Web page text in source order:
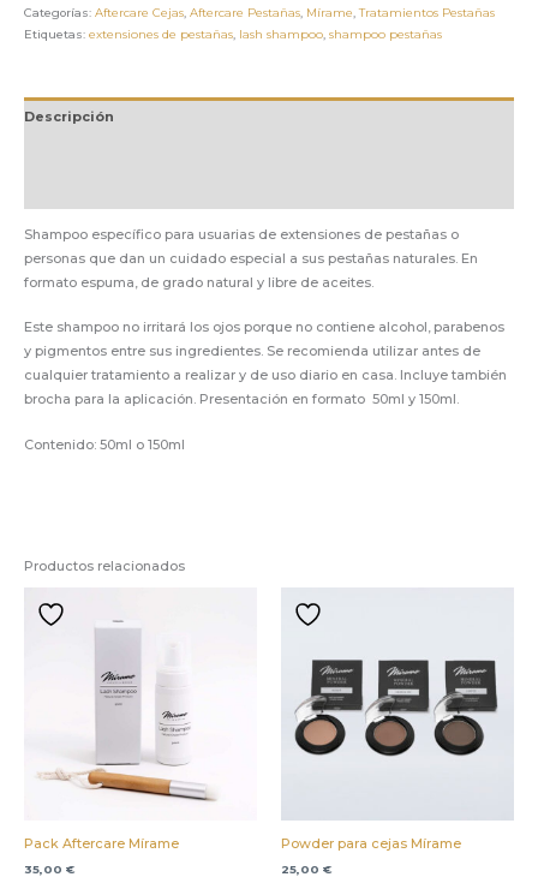
Categorías: Aftercare Cejas Aftercare Pestañas Mírame ,Tratamientos Pestañas
Etiquetas: extensiones de pestañas lash shampoo shampoo pestañas
Descripción
Shampoo específico para usuarias de extensiones de pestañas o
personas que dan un cuidado especial a sus pestañas naturales. En
formato espuma, de grado natural y libre de aceites.
Este shampoo no irritará los ojos porque no contiene alcohol, parabenos
y pigmentos entre sus ingredientes. Se recomienda utilizar antes de
cualquier tratamiento a realizar y de uso diario en casa. Incluye también
brocha para la aplicación. Presentación en formato 50ml y 150ml.
Contenido: 50ml o 150ml
Productos relacionados
Pack Aftercare Mírame
35,00 €
Powder para cejas Mírame
25,00 €